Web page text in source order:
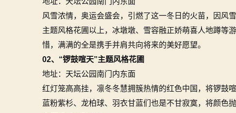
风雪浓情，奥运会盛会，引燃了这一冬日的火苗，因风
主题风格花圃以上，冰墩墩、雪容融正娇萌喜人地蹲等
惜，满满的全是携手并肩共向将来的美好愿望。
02、“锣鼓喧天”主题风格花圃
地址：天坛公园南门内东面
红灯笼高高挂，凛冬冬慧拥簇热情的红色中国，将锣鼓
蓝粉紫杉、龙柏球、羽衣甘蓝们也是不甘寂寞，将颜色